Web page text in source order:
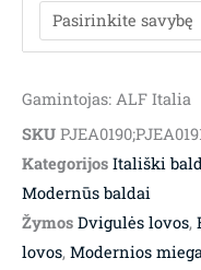
Gamintojas: ALF Italia
SKU
Kategorijos Itališki
Modernūs baldai
Žymos Dvigulės lovos,
lovos, Modernios